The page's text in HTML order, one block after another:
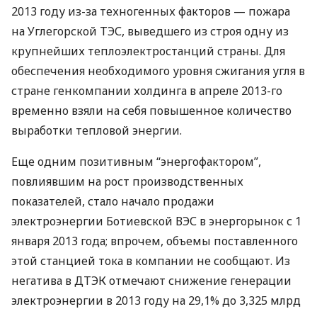
2013 году из-за техногенных факторов — пожара
на Углегорской ТЭС, выведшего из строя одну из
крупнейших теплоэлектростанций страны. Для
обеспечения необходимого уровня сжигания угля в
стране генкомпании холдинга в апреле 2013-го
временно взяли на себя повышенное количество
выработки тепловой энергии.
Еще одним позитивным “энергофактором”,
повлиявшим на рост производственных
показателей, стало начало продажи
электроэнергии Ботиевской ВЭС в энергорынок с 1
января 2013 года; впрочем, объемы поставленного
этой станцией тока в компании не сообщают. Из
негатива вДТЭКотмечают снижение генерации
электроэнергии в 2013 году на 29,1% до 3,325 млрд